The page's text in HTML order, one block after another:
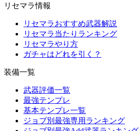
リセマラ情報
リセマラおすすめ武器解説
リセマラ当たりランキング
リセマラやり方
ガチャはどれを引く？
装備一覧
武器評価一覧
最強テンプレ
基本テンプレ一覧
ジョブ別最強専用ランキング